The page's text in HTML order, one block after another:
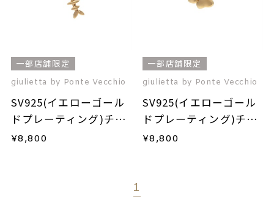
一部店舗限定
giulietta by Ponte Vecchio
SV925(イエローゴール
ドプレーティング)チャ
ーム
¥8,800
一部店舗限定
giulietta by Ponte Vecchio
SV925(イエローゴール
ドプレーティング)チャ
ーム
¥8,800
1